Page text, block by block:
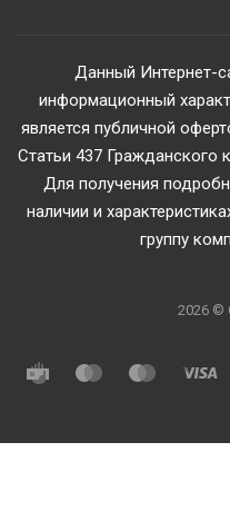
Данный Интернет-
информационный
является публичной
Статьи 437 Гражданского
Для получения
наличии и
группу
2026 ©